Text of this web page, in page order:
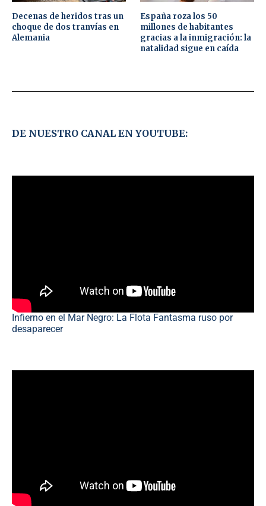
Decenas de heridos tras un
choque de dos tranvías en
Alemania
España roza los 50
millones de habitantes
gracias a la inmigración: la
natalidad sigue en caída
DE NUESTRO CANAL EN YOUTUBE:
Infierno en el Mar Negro: La Flota Fantasma ruso por
desaparecer